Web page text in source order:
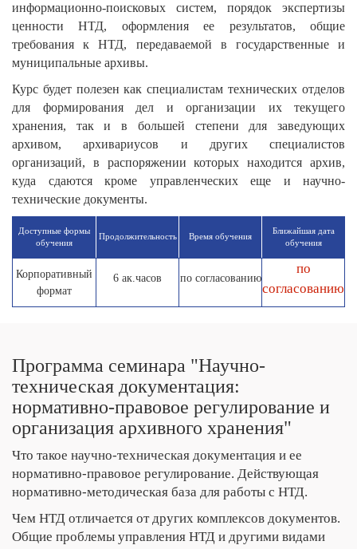
информационно-поисковых систем, порядок экспертизы
ценности НТД, оформления ее результатов, общие
требования к НТД, передаваемой в государственные и
муниципальные архивы.
Курс будет полезен как специалистам технических отделов
для формирования дел и организации их текущего
хранения, так и в большей степени для заведующих
архивом, архивариусов и других специалистов
организаций, в распоряжении которых находится архив,
куда сдаются кроме управленческих еще и научно-
технические документы.
Доступные формы
обучения
Продолжи­тельность Время обучения
Ближайшая дата
обучения
Корпоративный
формат
6 ак.часов по согласованию
по
согласованию
Программа семинара "Научно-
техническая документация:
нормативно-правовое регулирование и
организация архивного хранения"
Что такое научно-техническая документация и ее
нормативно-правовое регулирование. Действующая
нормативно-методическая база для работы с НТД.
Чем НТД отличается от других комплексов документов.
Общие проблемы управления НТД и другими видами